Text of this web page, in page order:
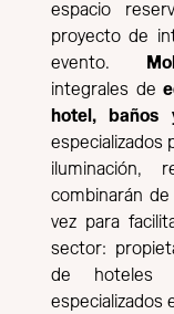
espacio
proyecto de
evento.
integrales de
hotel, baños
especializados
iluminación,
combinarán
vez para
sector:
de hoteles
especializados